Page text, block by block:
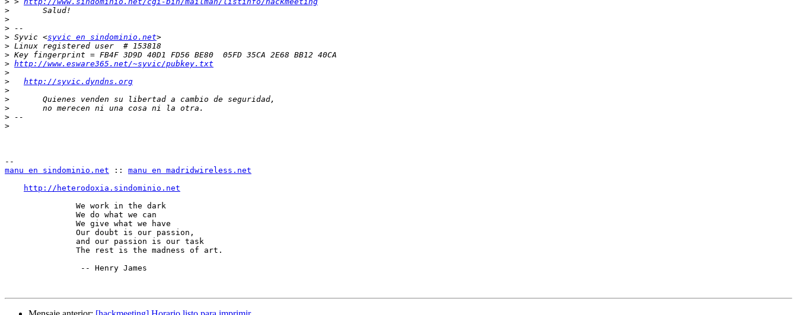
>
>
>
> Syvic <syvic en sindominio.net
>
>
> http://www.esware365.net/~syvic/pubkey.txt
>
>
http://syvic.dyndns.org
>
>
>
>
>
manu en sindominio.net :: manu en madridwireless.net
http://heterodoxia.sindominio.net
               We do what we can
               We give what we have
               Our doubt is our passion,
               and our passion is our task
               The rest is the madness of art.
                -- Henry James